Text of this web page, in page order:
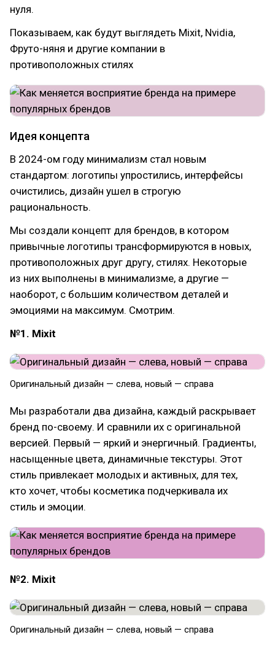
нуля.
Показываем, как будут выглядеть Mixit, Nvidia,
Фруто-няня и другие компании в
противоположных стилях
Идея концепта
В 2024-ом году минимализм стал новым
стандартом: логотипы упростились, интерфейсы
очистились, дизайн ушел в строгую
рациональность.
Мы создали концепт для брендов, в котором
привычные логотипы трансформируются в новых,
противоположных друг другу, стилях. Некоторые
из них выполнены в минимализме, а другие —
наоборот, с большим количеством деталей и
эмоциями на максимум. Смотрим.
№1. Mixit
Оригинальный дизайн — слева, новый — справа
Мы разработали два дизайна, каждый раскрывает
бренд по-своему. И сравнили их с оригинальной
версией. Первый — яркий и энергичный. Градиенты,
насыщенные цвета, динамичные текстуры. Этот
стиль привлекает молодых и активных, для тех,
кто хочет, чтобы косметика подчеркивала их
стиль и эмоции.
№2. Mixit
Оригинальный дизайн — слева, новый — справа